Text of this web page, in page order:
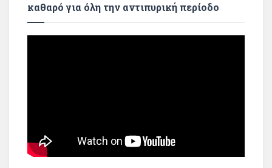
καθαρό για όλη την αντιπυρική περίοδο